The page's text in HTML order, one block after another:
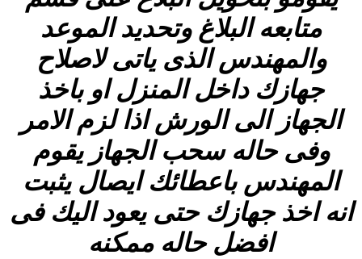
متابعه البلاغ وتحديد الموعد
والمهندس الذى ياتى لاصلاح
جهازك داخل المنزل او باخذ
الجهاز الى الورش اذا لزم الامر
وفى حاله سحب الجهاز يقوم
المهندس باعطائك ايصال يثبت
انه اخذ جهازك حتى يعود اليك فى
افضل حاله ممكنه